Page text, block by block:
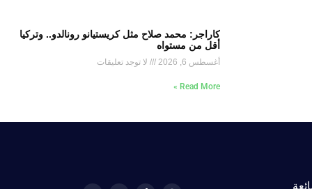
كاراجر: محمد صلاح مثل كريستيانو رونالدو.. وتركيا
أقل من مستواه
أغسطس 6, 2026 لا توجد تعليقات
Read More »